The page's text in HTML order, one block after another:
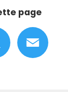
page